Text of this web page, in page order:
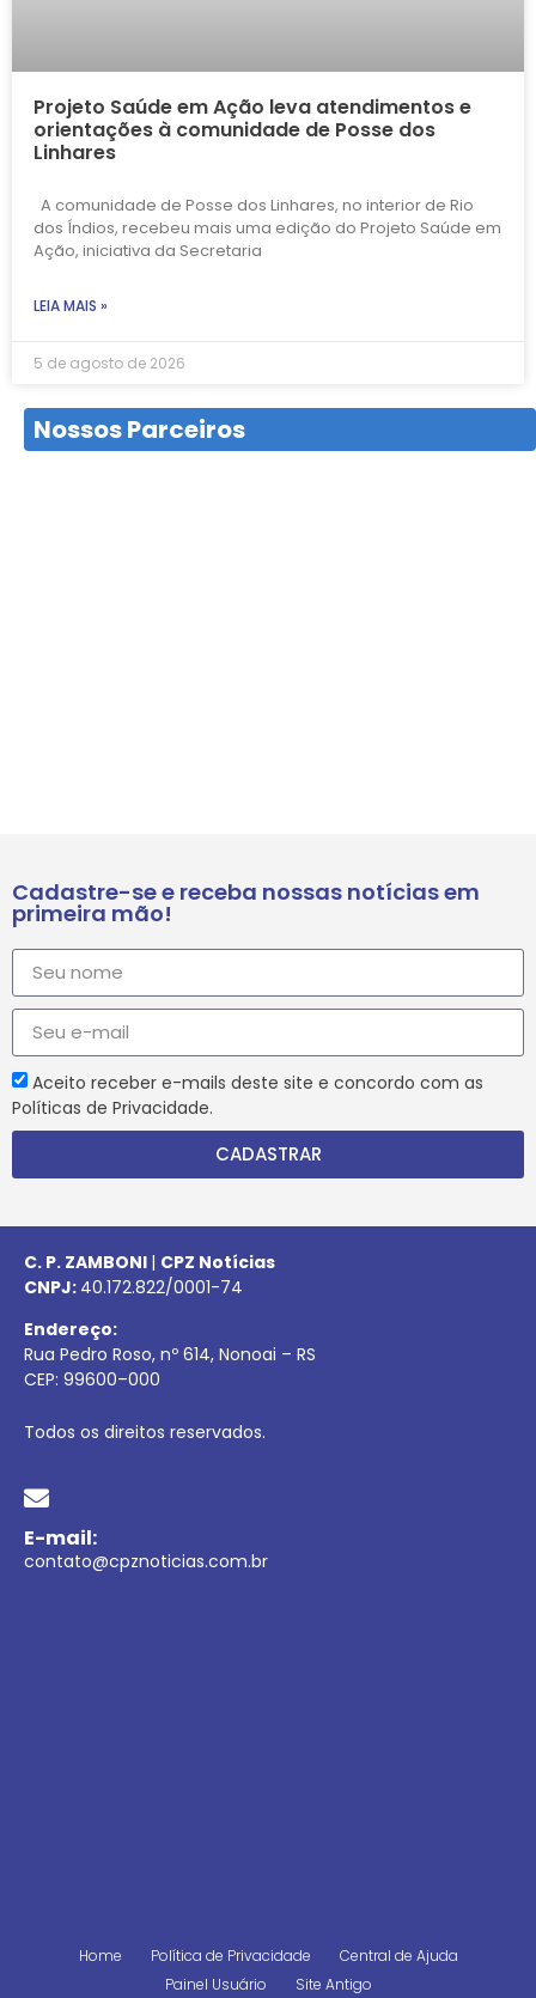
Projeto Saúde em Ação leva atendimentos e
orientações à comunidade de Posse dos
Linhares
A comunidade de Posse dos Linhares, no interior de Rio
dos Índios, recebeu mais uma edição do Projeto Saúde em
Ação, iniciativa da Secretaria
LEIA MAIS »
5 de agosto de 2026
Nossos Parceiros
Cadastre-se e receba nossas notícias em
primeira mão!
Aceito receber e-mails deste site e concordo com as
Políticas de Privacidade.
CADASTRAR
C. P. ZAMBONI | CPZ Notícias
CNPJ: 40.172.822/0001-74
Endereço:
Rua Pedro Roso, nº 614, Nonoai – RS
CEP: 99600–000
Todos os direitos reservados.
E-mail:
contato@cpznoticias.com.br
Home Política de Privacidade
Central de Ajuda
Painel Usuário
Site Antigo